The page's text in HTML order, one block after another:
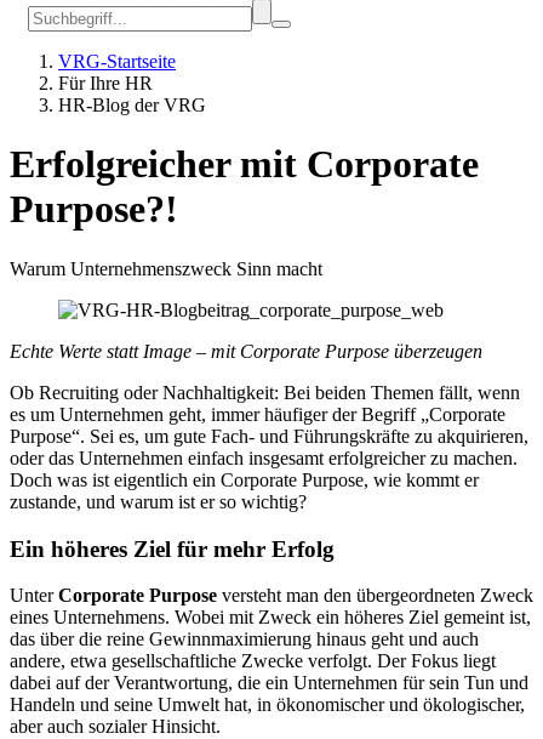
VRG-Startseite
Für Ihre HR
HR-Blog der VRG
Erfolgreicher mit Corporate
Purpose?!
Warum Unternehmenszweck Sinn macht
Echte Werte statt Image – mit Corporate Purpose überzeugen
Ob Recruiting oder Nachhaltigkeit: Bei beiden Themen fällt, wenn
es um Unternehmen geht, immer häufiger der Begriff „Corporate
Purpose“. Sei es, um gute Fach- und Führungskräfte zu akquirieren,
oder das Unternehmen einfach insgesamt erfolgreicher zu machen.
Doch was ist eigentlich ein Corporate Purpose, wie kommt er
zustande, und warum ist er so wichtig?
Ein höheres Ziel für mehr Erfolg
UnterCorporate Purpose versteht man den übergeordneten Zweck
eines Unternehmens. Wobei mit Zweck ein höheres Ziel gemeint ist,
das über die reine Gewinnmaximierung hinaus geht und auch
andere, etwa gesellschaftliche Zwecke verfolgt. Der Fokus liegt
dabei auf der Verantwortung, die ein Unternehmen für sein Tun und
Handeln und seine Umwelt hat, in ökonomischer und ökologischer,
aber auch sozialer Hinsicht.